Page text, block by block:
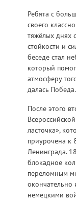
Ребята с
своего
тяжёлых днях
стойкости и
беседе стал
который
атмосферу
далась Победа.
После этого
ласточка»,
приурочена к
Ленинграда.
блокадное
переломным
окончательно
немецкими